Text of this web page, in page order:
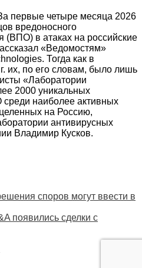
первые четыре месяца 2026
вредоносного
(ВПО) в атаках на российские
«Ведомостям»
Тогда как в
их, по его словам, было лишь
«Лаборатории
2000 уникальных
наиболее активных
на Россию,
антивирусных
Владимир Кусков.
споров могут ввести в
появились сделки с